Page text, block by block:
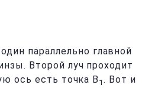
параллельно главной
Второй луч проходит
ось есть точка B 1. Вот и